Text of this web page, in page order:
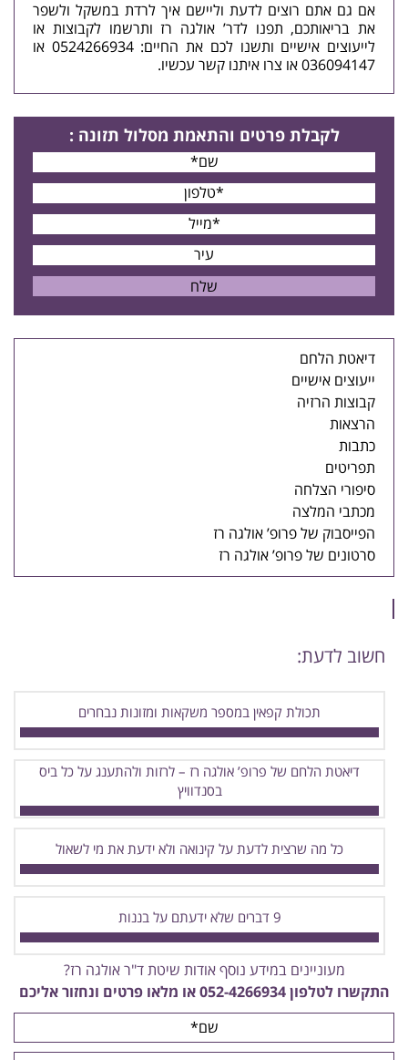
אם גם אתם רוצים לדעת וליישם איך לרדת במשקל ולשפר
את בריאותכם, תפנו לדר’ אולגה רז ותרשמו לקבוצות או
לייעוצים אישיים ותשנו לכם את החיים: 0524266934 או
036094147 או
צרו איתנו קשר עכשיו.
לקבלת פרטים והתאמת מסלול תזונה :
דיאטת הלחם
ייעוצים אישיים
קבוצות הרזיה
הרצאות
כתבות
תפריטים
סיפורי הצלחה
מכתבי המלצה
הפייסבוק של פרופ’ אולגה רז
סרטונים של פרופ’ אולגה רז
חשוב לדעת:
תכולת קפאין במספר משקאות ומזונות נבחרים
דיאטת הלחם של פרופ’ אולגה רז – לרזות ולהתענג על כל ביס
בסנדוויץ
כל מה שרצית לדעת על קינואה ולא ידעת את מי לשאול
9 דברים שלא ידעתם על בננות
מעוניינים במידע נוסף אודות שיטת ד"ר אולגה רז?
התקשרו לטלפון052-4266934 או מלאו פרטים ונחזור אליכם